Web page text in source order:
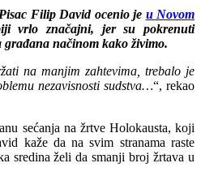
Filip David ocenio je u Novom
vrlo značajni, jer su pokrenuti
građana načinom kako živimo.
na manjim zahtevima, trebalo je
nezavisnosti sudstva…“, rekao
sećanja na žrtve Holokausta, koji
kaže da na svim stranama raste
sredina želi da smanji broj žrtava u